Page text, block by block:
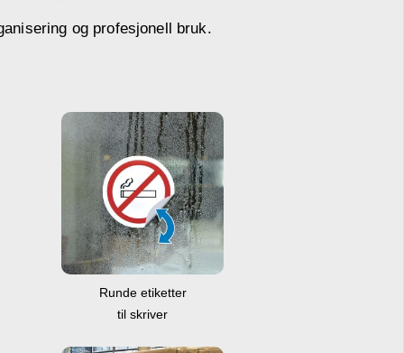
og profesjonell bruk.
Runde etiketter
til skriver